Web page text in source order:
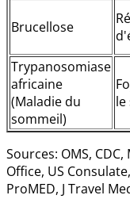
Brucellose
Trypanosomiase
africaine
(Maladie du
sommeil)
le
Sources: OMS, CDC,
Office, US
ProMED, J Travel